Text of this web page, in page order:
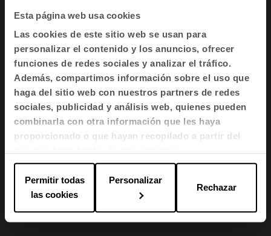
Esta página web usa cookies
Las cookies de este sitio web se usan para
personalizar el contenido y los anuncios, ofrecer
funciones de redes sociales y analizar el tráfico.
Además, compartimos información sobre el uso que
haga del sitio web con nuestros partners de redes
sociales, publicidad y análisis web, quienes pueden
combinarla con otra información que les haya
proporcionado o que hayan recopilado a partir del
Permitir todas
las cookies
Personalizar
Rechazar
Certificados (0.3 MB)
Sistema de plegado
El sistema de plegado de Plek ofrece una gran
de múltiples instalaciones como salas de
reuniones, conferencias, formación y espacios
públicos.